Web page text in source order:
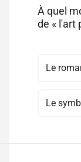
À quel
de « l'art
Le
Le